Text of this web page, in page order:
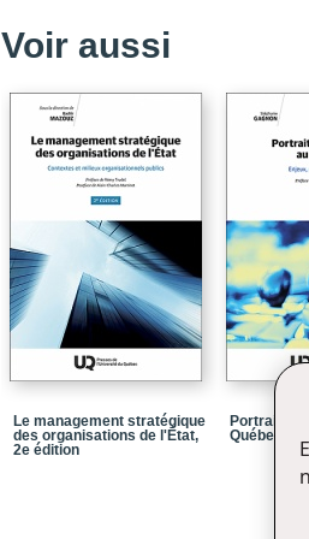
Voir aussi
Le management stratégique
des organisations de l'État,
2e édition
Portraits
Québec